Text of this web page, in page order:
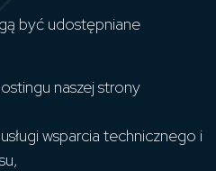
być udostępniane
naszej strony
wsparcia technicznego i